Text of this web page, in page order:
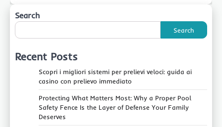
Search
Search
Recent Posts
Scopri i migliori sistemi per prelievi veloci: guida ai
casino con prelievo immediato
Protecting What Matters Most: Why a Proper Pool
Safety Fence Is the Layer of Defense Your Family
Deserves